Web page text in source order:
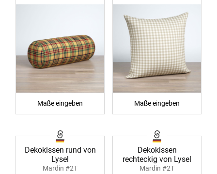
Maße eingeben Maße eingeben
Dekokissen rund von
Lysel
Mardin #2T
Dekokissen
rechteckig von Lysel
Mardin #2T